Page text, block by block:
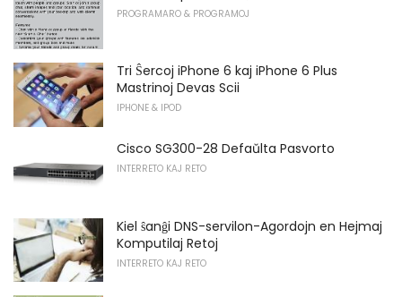
PROGRAMARO & PROGRAMOJ
Tri Ŝercoj iPhone 6 kaj iPhone 6 Plus
Mastrinoj Devas Scii
IPHONE & IPOD
Cisco SG300-28 Defaŭlta Pasvorto
INTERRETO KAJ RETO
Kiel ŝanĝi DNS-servilon-Agordojn en Hejmaj
Komputilaj Retoj
INTERRETO KAJ RETO